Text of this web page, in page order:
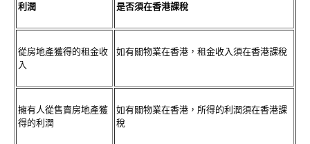
利潤 是否須在香港課稅
從房地產獲得的租金收
入
如有關物業在香港，租金收入須在香港課稅
擁有人從售賣房地產獲
得的利潤
如有關物業在香港，所得的利潤須在香港課
稅